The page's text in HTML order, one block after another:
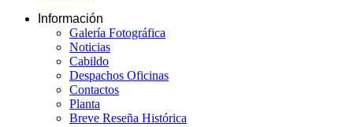
Información
Galería Fotográfica
Noticias
Cabildo
Despachos Oficinas
Contactos
Planta
Breve Reseña Histórica